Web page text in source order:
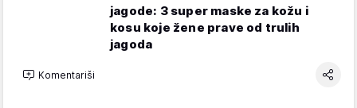
jagode: 3 super maske za kožu i
kosu koje žene prave od trulih
jagoda
Komentariši